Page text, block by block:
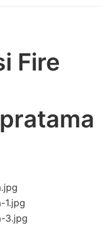
Fire